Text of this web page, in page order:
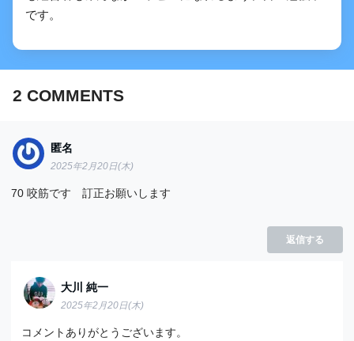
止・作用・神経を完璧に覚えよう！
です。
2 COMMENTS
匿名
2025年2月20日(木)
70 咬筋です 訂正お願いします
返信する
大川 純一
2025年2月20日(木)
コメントありがとうございます。